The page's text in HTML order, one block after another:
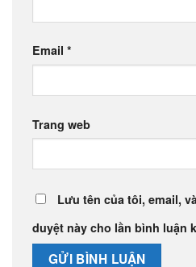
Email *
Trang web
Lưu tên của tôi, email,
duyệt này cho lần bình luận